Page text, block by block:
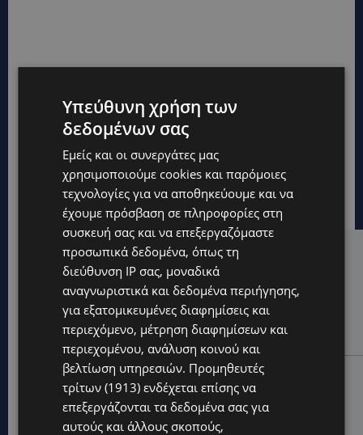
Hot this week
UPDATES
ΧΩΡΙΣ ΣΩΣΣΙΒΙΟ Η ΘΑΛΑΣΣΙΑ ΣΥΝΔΕΣΗ ΚΥΠΡΟΥ-
ΕΛΛΑΔΑΣ: «Χωρίς επιδότηση το πλοίο δεν θα
ξανασηκώσει άγκυρα»
STORIES
ΜΑΡΙΝΟΣ ΚΩΝΣΤΑΝΤΙΝΙΔΗΣ: Οι πρωτοβουλίες για να
ξαναζωντανέψει η Μακαρίου και το κέντρο της
Λευκωσίας-(Βίντεο)
Υπεύθυνη χρήση των
δεδομένων σας
Εμείς και οι συνεργάτες μας
χρησιμοποιούμε cookies και παρόμοιες
τεχνολογίες για να αποθηκεύουμε και να
έχουμε πρόσβαση σε πληροφορίες στη
συσκευή σας και να επεξεργαζόμαστε
προσωπικά δεδομένα, όπως τη
διεύθυνση IP σας, μοναδικά
αναγνωριστικά και δεδομένα περιήγησης,
για εξατομικευμένες διαφημίσεις και
περιεχόμενο, μέτρηση διαφημίσεων και
περιεχομένου, ανάλυση κοινού και
βελτίωση υπηρεσιών. Προμηθευτές
τρίτων (1913) ενδέχεται επίσης να
επεξεργάζονται τα δεδομένα σας για
αυτούς και άλλους σκοπούς,